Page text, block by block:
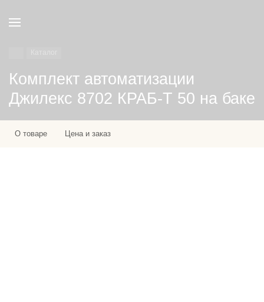
Комплект автоматизации
Джилекс 8702 КРАБ-Т 50 на баке
О товаре Цена и заказ